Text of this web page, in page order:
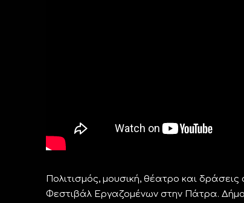
Πολιτισμός, μουσική, θέατρο και
Φεστιβάλ Εργαζομένων στην Πάτρα.